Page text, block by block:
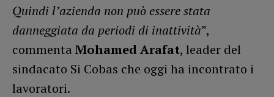
Quindi l’azienda non può essere stata
danneggiata da periodi di inattività”,
commenta Mohamed Arafat, leader del
sindacato Si Cobas che oggi ha incontrato i
lavoratori.